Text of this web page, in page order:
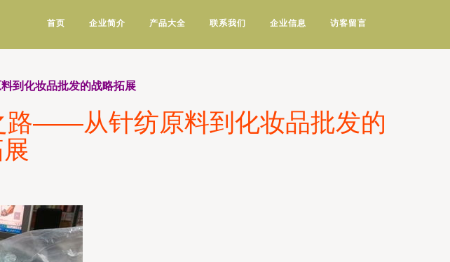
首页 企业简介 产品大全 联系我们 企业信息 访客留言
到化妆品批发的战略拓展
路——从针纺原料到化妆品批发的